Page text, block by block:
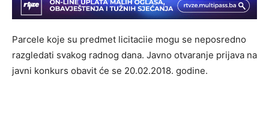
Parcele koje su predmet licitaciie mogu se neposredno
razgledati svakog radnog dana. Javno otvaranje prijava na
javni konkurs obavit će se 20.02.2018. godine.